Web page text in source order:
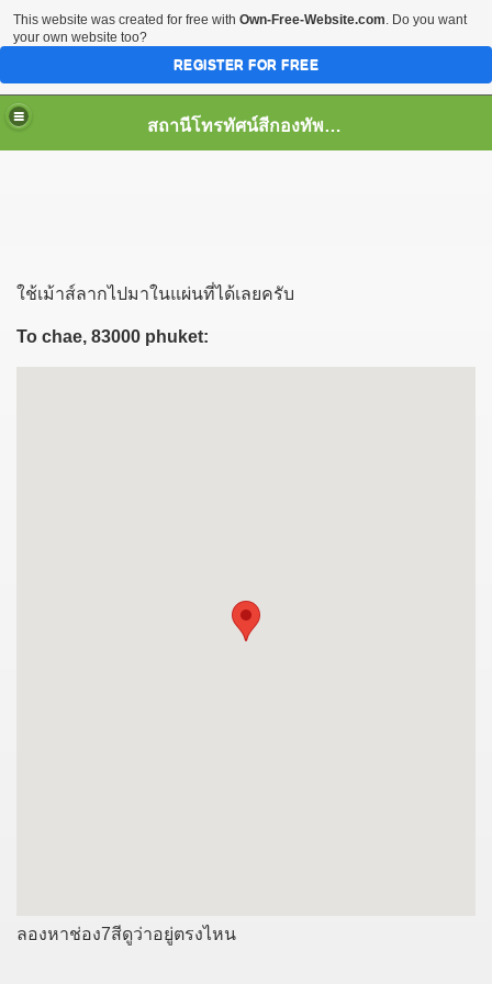
สถานีโทรทัศน์สีกองทัพบกช่อง7 จ.ภูเก็ต
ใช้เม้าส์ลากไปมาในแผ่นที่ได้เลยครับ
To chae, 83000 phuket:
ลองหาช่อง7สีดูว่าอยู่ตรงไหน
This website was created for free with Own-Free-Website.com. Do you want
your own website too?
REGISTER FOR FREE